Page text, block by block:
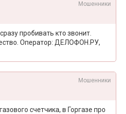
Мошенники
пробивать кто звонит.
Оператор: ДЕЛОФОН.РУ,
Мошенники
счетчика, в Горгазе про